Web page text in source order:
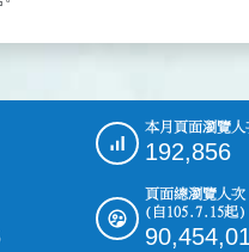
本月頁面瀏覽人
192,856
頁面總瀏覽人次
(自105.7.15起)